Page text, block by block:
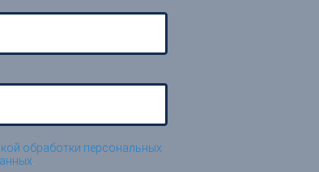
обработки персональных
.